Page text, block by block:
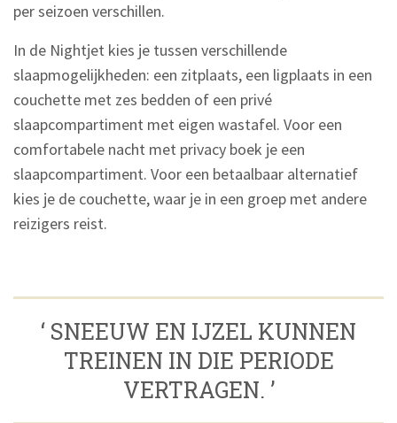
per seizoen verschillen.
In de Nightjet kies je tussen verschillende
slaapmogelijkheden: een zitplaats, een ligplaats in een
couchette met zes bedden of een privé
slaapcompartiment met eigen wastafel. Voor een
comfortabele nacht met privacy boek je een
slaapcompartiment. Voor een betaalbaar alternatief
kies je de couchette, waar je in een groep met andere
reizigers reist.
‘ SNEEUW EN IJZEL KUNNEN
TREINEN IN DIE PERIODE
VERTRAGEN. ’